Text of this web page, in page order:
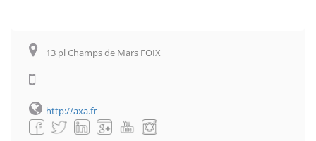
13 pl Champs de Mars FOIX
http://axa.fr